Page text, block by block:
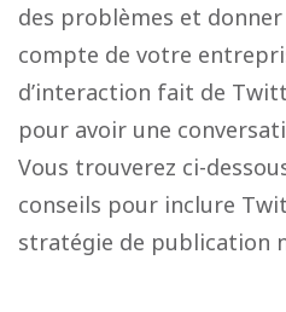
des problèmes et
compte de votre
d’interaction fait de
pour avoir une
Vous trouverez ci-
conseils pour inclure
stratégie de publication